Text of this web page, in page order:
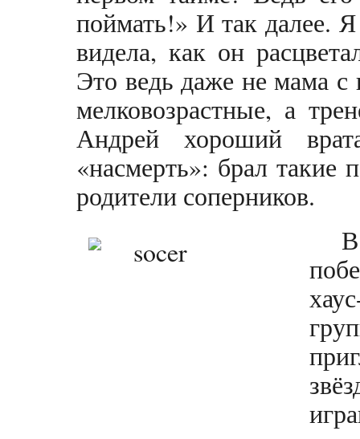
поймать!» И так далее.
видела, как он
Это ведь даже не мама
мелковозрастные, а
Андрей хороший
«насмерть»: брал такие
родители соперников.